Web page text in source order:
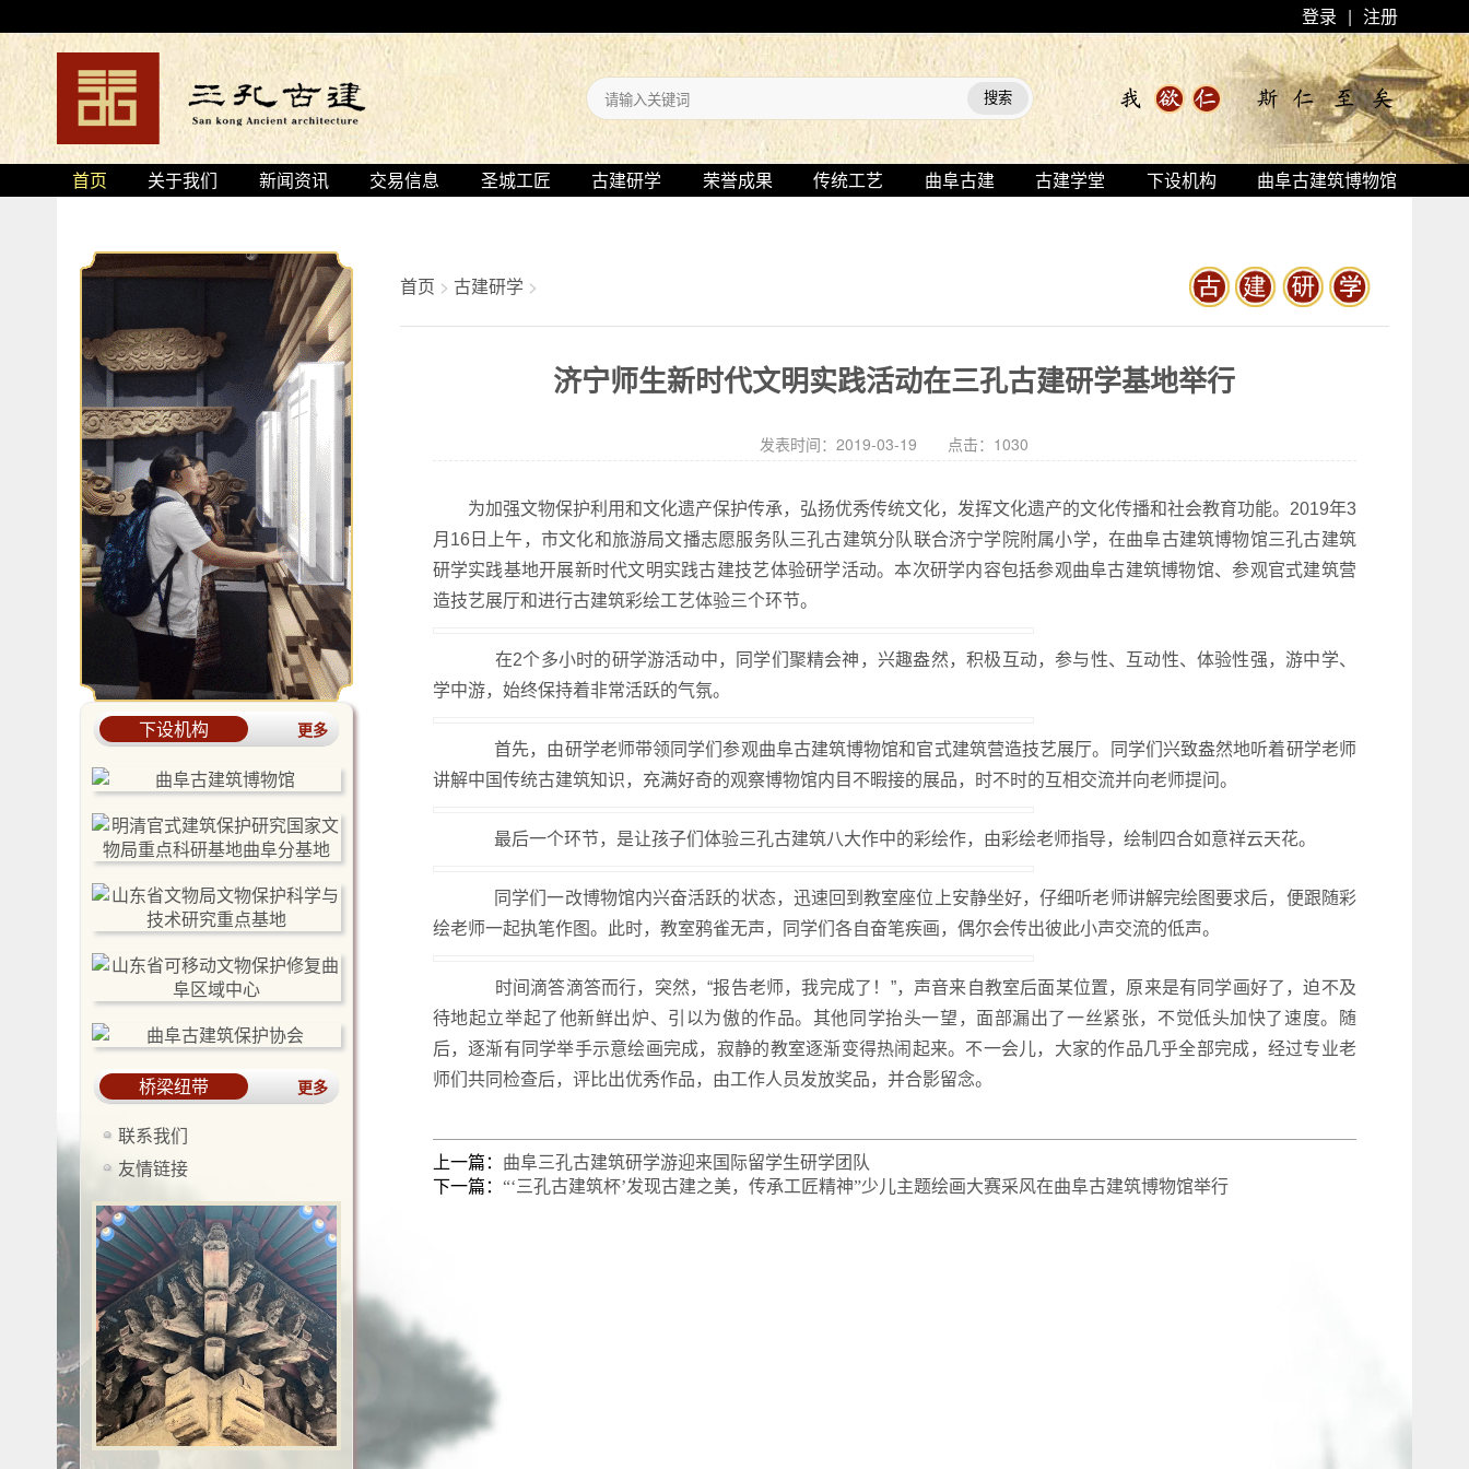
登录 | 注册
首页 关于我们 新闻资讯 交易信息 圣城工匠 古建研学 荣誉成果 传统工艺 曲阜古建 古建学堂 下设机构 曲阜古建筑博物馆
下设机构 更多
桥梁纽带 更多
联系我们
友情链接
首页 > 古建研学 >
济宁师生新时代文明实践活动在三孔古建研学基地举行
发表时间：2019-03-19 点击： 1030
为加强文物保护利用和文化遗产保护传承，弘扬优秀传统文化，发挥文化遗产的文化传播和社会教育功能。2019年3
月16日上午，市文化和旅游局文播志愿服务队三孔古建筑分队联合济宁学院附属小学，在曲阜古建筑博物馆三孔古建筑
研学实践基地开展新时代文明实践古建技艺体验研学活动。本次研学内容包括参观曲阜古建筑博物馆、参观官式建筑营
造技艺展厅和进行古建筑彩绘工艺体验三个环节。
在2个多小时的研学游活动中，同学们聚精会神，兴趣盎然，积极互动，参与性、互动性、体验性强，游中学、
学中游，始终保持着非常活跃的气氛。
首先，由研学老师带领同学们参观曲阜古建筑博物馆和官式建筑营造技艺展厅。同学们兴致盎然地听着研学老师
讲解中国传统古建筑知识，充满好奇的观察博物馆内目不暇接的展品，时不时的互相交流并向老师提问。
最后一个环节，是让孩子们体验三孔古建筑八大作中的彩绘作，由彩绘老师指导，绘制四合如意祥云天花。
同学们一改博物馆内兴奋活跃的状态，迅速回到教室座位上安静坐好，仔细听老师讲解完绘图要求后，便跟随彩
绘老师一起执笔作图。此时，教室鸦雀无声，同学们各自奋笔疾画，偶尔会传出彼此小声交流的低声。
时间滴答滴答而行，突然，“报告老师，我完成了！”，声音来自教室后面某位置，原来是有同学画好了，迫不及
待地起立举起了他新鲜出炉、引以为傲的作品。其他同学抬头一望，面部漏出了一丝紧张，不觉低头加快了速度。随
后，逐渐有同学举手示意绘画完成，寂静的教室逐渐变得热闹起来。不一会儿，大家的作品几乎全部完成，经过专业老
师们共同检查后，评比出优秀作品，由工作人员发放奖品，并合影留念。
上一篇： 曲阜三孔古建筑研学游迎来国际留学生研学团队
下一篇： “‘三孔古建筑杯’发现古建之美，传承工匠精神”少儿主题绘画大赛采风在曲阜古建筑博物馆举行